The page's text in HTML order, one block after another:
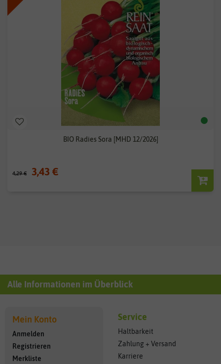
BIO Radies Sora [MHD 12/2026]
4,29 € 3,43 €
Alle Informationen im Überblick
Mein Konto
Anmelden
Registrieren
Merkliste
Service
Haltbarkeit
Zahlung + Versand
Karriere